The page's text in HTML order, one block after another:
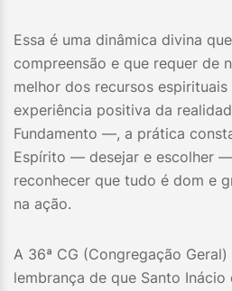
Essa é uma dinâmica divina
compreensão e que requer de
melhor dos recursos espirituais
experiência positiva da
Fundamento —, a prática
Espírito — desejar e escolher
reconhecer que tudo é dom e
na ação.
A 36ª CG (Congregação
lembrança de que Santo